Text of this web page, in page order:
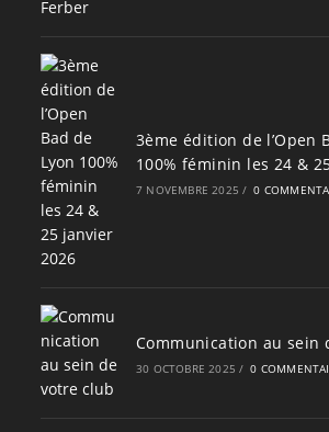
3ème édition de l’Open
100% féminin les 24 &
7 NOVEMBRE 2025 / 0
Communication au sein
30 OCTOBRE 2025 / 0